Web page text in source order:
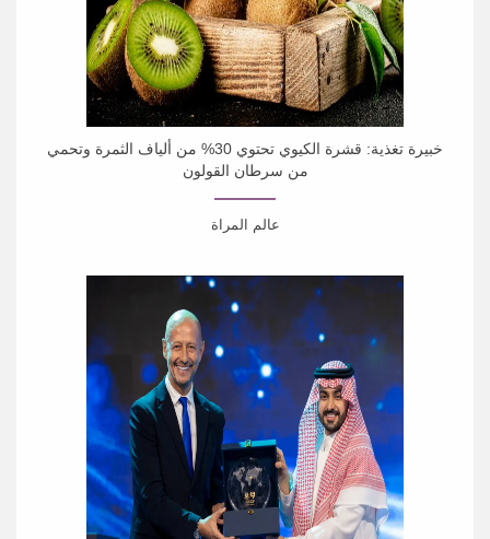
كشفت الدكتورة يكاترينا تيتوفا، أخصائية أمراض الجهاز الهضمي
وخبيرة التغذية والمحاضرة في جامعة بيروغوف الطبية،...
خبيرة تغذية: قشرة الكيوي تحتوي 30% من ألياف الثمرة وتحمي
من سرطان القولون
عالم المراة